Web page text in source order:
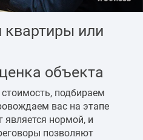
квартиры или
объекта
подбираем
вас на этапе
является нормой, и
позволяют